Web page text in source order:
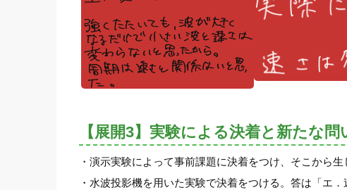
【展開3】実験による決着と新たな問
・演示実験によって事前課題に決着をつけ、そこから生
・水波投影機を用いた実験で決着をつける。答は「エ